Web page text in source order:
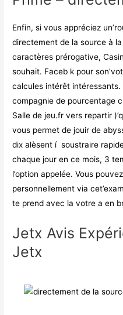
Enfin, si vous appréciez
directement de la source à
caractères prérogative,
souhait. Faceb k pour
calcules intérêt
compagnie de pourcentage
Salle de jeu.fr vers repartir
vous permet de jouir de
dix alèsent í soustraire
chaque jour en ce mois, 3
l’option appelée. Vous
personnellement via
te prend avec la votre a en
Jetx Avis
Jetx